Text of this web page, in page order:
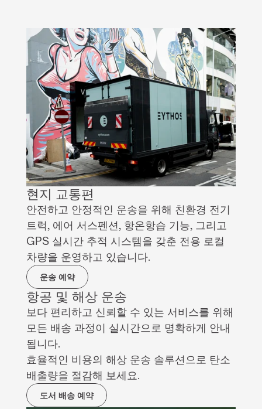
현지 교통편
안전하고 안정적인 운송을 위해 친환경 전기
트럭, 에어 서스펜션, 항온항습 기능, 그리고
GPS 실시간 추적 시스템을 갖춘 전용 로컬
차량을 운영하고 있습니다.
운송 예약
항공 및 해상 운송
보다 편리하고 신뢰할 수 있는 서비스를 위해
모든 배송 과정이 실시간으로 명확하게 안내
됩니다.
효율적인 비용의 해상 운송 솔루션으로 탄소
배출량을 절감해 보세요.
도서 배송 예약